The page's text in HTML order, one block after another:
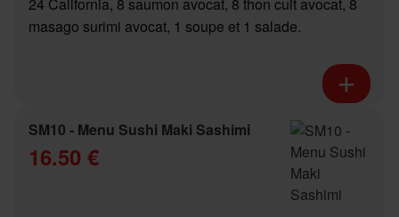
masago surimi avocat, 1 soupe et 1 salade.
SM10 - Menu Sushi Maki Sashimi
16.50 €